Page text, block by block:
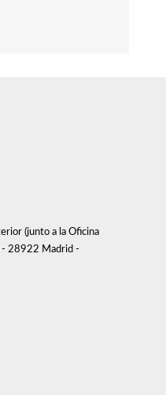
(junto a la Oficina
- 28922 Madrid -